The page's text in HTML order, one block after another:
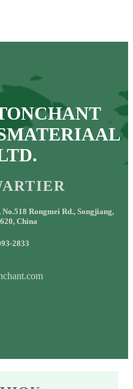
Rongmei Rd., Songjiang,
China
2833